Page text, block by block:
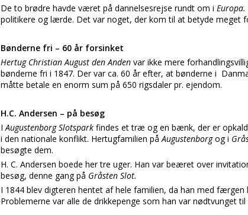
De to brødre havde været på dannelsesrejse rundt om i Europa.
politikere og lærde. Det var noget, der kom til at betyde meget
Bønderne fri – 60 år forsinket
Hertug Christian August den Anden var ikke mere
bønderne fri i 1847. Der var ca. 60 år efter, at bønderne i
måtte betale en enorm sum på 650 rigsdaler pr. ejendom.
H.C. Andersen – på besøg
IAugustenborg Slotspark findes et træ og en bænk, der er
i den nationale konflikt. Hertugfamilien påAugustenborgog i
besøgte dem.
H. C. Andersen boede her tre uger. Han var beæret over
besøg, denne gang på Gråsten Slot.
I 1844 blev digteren hentet af hele familien, da han med
Problemerne var alle de drikkepenge som han var nødtvunget